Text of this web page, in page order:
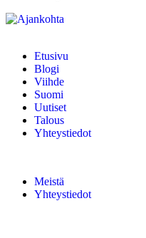
Etusivu
Blogi
Viihde
Suomi
Uutiset
Talous
Yhteystiedot
Meistä
Yhteystiedot